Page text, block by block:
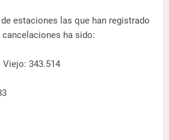
de estaciones las que han registrado
ha sido:
Viejo: 343.514